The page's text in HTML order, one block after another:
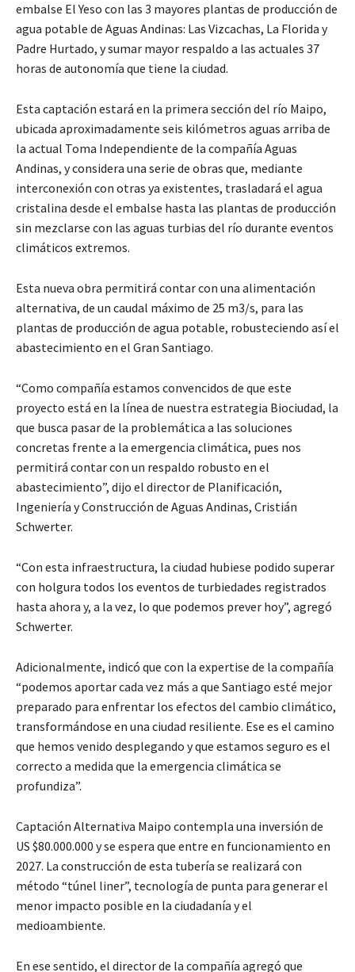
embalse El Yeso con las 3 mayores plantas de producción de
agua potable de Aguas Andinas: Las Vizcachas, La Florida y
Padre Hurtado, y sumar mayor respaldo a las actuales 37
horas de autonomía que tiene la ciudad.
Esta captación estará en la primera sección del río Maipo,
ubicada aproximadamente seis kilómetros aguas arriba de
la actual Toma Independiente de la compañía Aguas
Andinas, y considera una serie de obras que, mediante
interconexión con otras ya existentes, trasladará el agua
cristalina desde el embalse hasta las plantas de producción
sin mezclarse con las aguas turbias del río durante eventos
climáticos extremos.
Esta nueva obra permitirá contar con una alimentación
alternativa, de un caudal máximo de 25 m3/s, para las
plantas de producción de agua potable, robusteciendo así el
abastecimiento en el Gran Santiago.
“Como compañía estamos convencidos de que este
proyecto está en la línea de nuestra estrategia Biociudad, la
que busca pasar de la problemática a las soluciones
concretas frente a la emergencia climática, pues nos
permitirá contar con un respaldo robusto en el
abastecimiento”, dijo el director de Planificación,
Ingeniería y Construcción de Aguas Andinas, Cristián
Schwerter.
“Con esta infraestructura, la ciudad hubiese podido superar
con holgura todos los eventos de turbiedades registrados
hasta ahora y, a la vez, lo que podemos prever hoy”, agregó
Schwerter.
Adicionalmente, indicó que con la expertise de la compañía
“podemos aportar cada vez más a que Santiago esté mejor
preparado para enfrentar los efectos del cambio climático,
transformándose en una ciudad resiliente. Ese es el camino
que hemos venido desplegando y que estamos seguro es el
correcto a medida que la emergencia climática se
profundiza”.
Captación Alternativa Maipo contempla una inversión de
US $80.000.000 y se espera que entre en funcionamiento en
2027. La construcción de esta tubería se realizará con
método “túnel liner”, tecnología de punta para generar el
menor impacto posible en la ciudadanía y el
medioambiente.
En ese sentido, el director de la compañía agregó que